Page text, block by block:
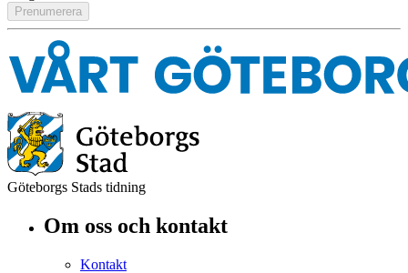
Göteborgs Stads tidning
Om oss och kontakt
Kontakt